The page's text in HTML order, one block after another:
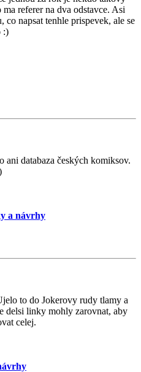
referer na dva odstavce. Asi
napsat tenhle prispevek, ale se
:)
ani databaza českých komiksov.
a návrhy
to do Jokerovy rudy tlamy a
delsi linky mohly zarovnat, aby
celej.